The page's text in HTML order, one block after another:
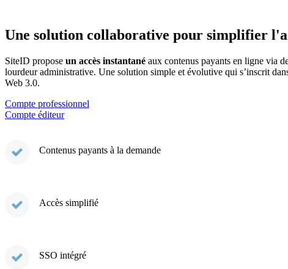
Une solution collaborative pour simplifier
SiteID propose un accès instantané aux contenus payants en ligne via
lourdeur administrative. Une solution simple et évolutive qui s’inscrit
Web 3.0.
Compte professionnel
Compte éditeur
Contenus payants à la demande
Accès simplifié
SSO intégré